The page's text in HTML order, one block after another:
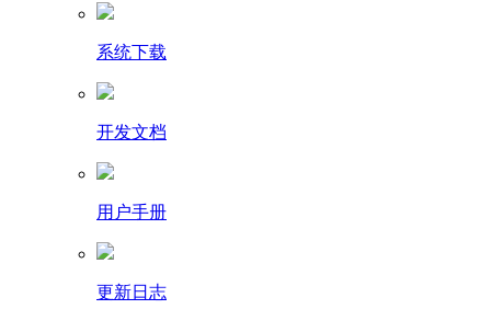
系统下载
开发文档
用户手册
更新日志